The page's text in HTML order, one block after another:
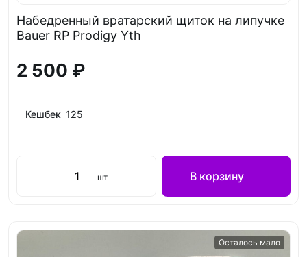
Набедренный вратарский щиток на липучке
Bauer RP Prodigy Yth
2 500 ₽
Кешбек 125
шт В корзину
Осталось мало